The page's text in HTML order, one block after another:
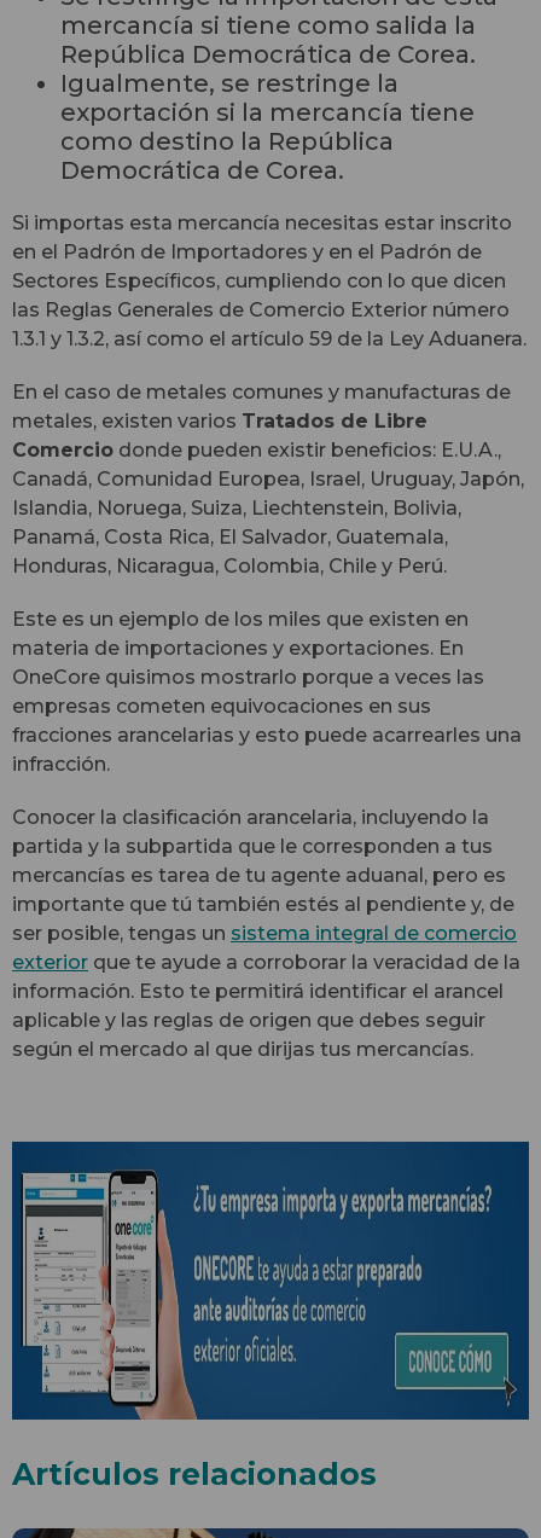
mercancía si tiene como salida la
República Democrática de Corea.
Igualmente, se restringe la
exportación si la mercancía tiene
como destino la República
Democrática de Corea.
Si importas esta mercancía necesitas estar inscrito
en el Padrón de Importadores y en el Padrón de
Sectores Específicos, cumpliendo con lo que dicen
las Reglas Generales de Comercio Exterior número
1.3.1 y 1.3.2, así como el artículo 59 de la Ley Aduanera.
En el caso de metales comunes y manufacturas de
metales, existen varios Tratados de Libre
Comercio donde pueden existir beneficios: E.U.A.,
Canadá, Comunidad Europea, Israel, Uruguay, Japón,
Islandia, Noruega, Suiza, Liechtenstein, Bolivia,
Panamá, Costa Rica, El Salvador, Guatemala,
Honduras, Nicaragua, Colombia, Chile y Perú.
Este es un ejemplo de los miles que existen en
materia de importaciones y exportaciones. En
OneCore quisimos mostrarlo porque a veces las
empresas cometen equivocaciones en sus
fracciones arancelarias y esto puede acarrearles una
infracción.
Conocer la clasificación arancelaria, incluyendo la
partida y la subpartida que le corresponden a tus
mercancías es tarea de tu agente aduanal, pero es
importante que tú también estés al pendiente y, de
ser posible, tengas un sistema integral de comercio
exterior que te ayude a corroborar la veracidad de la
información. Esto te permitirá identificar el arancel
aplicable y las reglas de origen que debes seguir
según el mercado al que dirijas tus mercancías.
Artículos relacionados